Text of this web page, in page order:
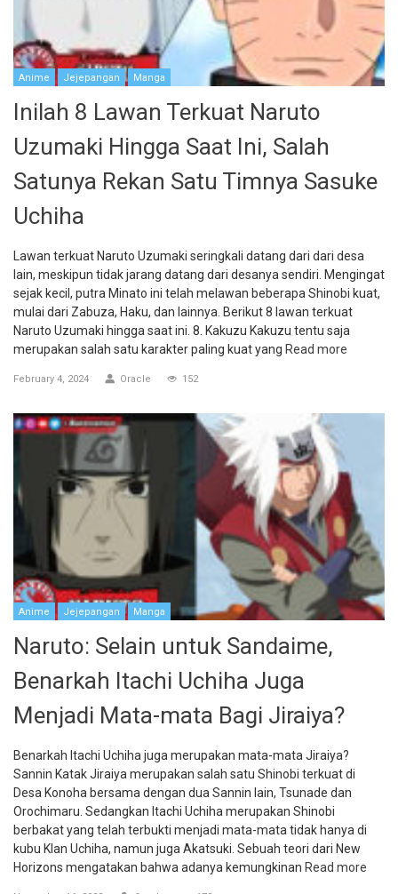
Anime Jejepangan Manga
Inilah 8 Lawan Terkuat Naruto
Uzumaki Hingga Saat Ini, Salah
Satunya Rekan Satu Timnya Sasuke
Uchiha
Lawan terkuat Naruto Uzumaki seringkali datang dari dari desa
lain, meskipun tidak jarang datang dari desanya sendiri. Mengingat
sejak kecil, putra Minato ini telah melawan beberapa Shinobi kuat,
mulai dari Zabuza, Haku, dan lainnya. Berikut 8 lawan terkuat
Naruto Uzumaki hingga saat ini. 8. Kakuzu Kakuzu tentu saja
merupakan salah satu karakter paling kuat yang Read more
February 4, 2024 Oracle 152
Anime Jejepangan Manga
Naruto: Selain untuk Sandaime,
Benarkah Itachi Uchiha Juga
Menjadi Mata-mata Bagi Jiraiya?
Benarkah Itachi Uchiha juga merupakan mata-mata Jiraiya?
Sannin Katak Jiraiya merupakan salah satu Shinobi terkuat di
Desa Konoha bersama dengan dua Sannin lain, Tsunade dan
Orochimaru. Sedangkan Itachi Uchiha merupakan Shinobi
berbakat yang telah terbukti menjadi mata-mata tidak hanya di
kubu Klan Uchiha, namun juga Akatsuki. Sebuah teori dari New
Horizons mengatakan bahwa adanya kemungkinan Read more